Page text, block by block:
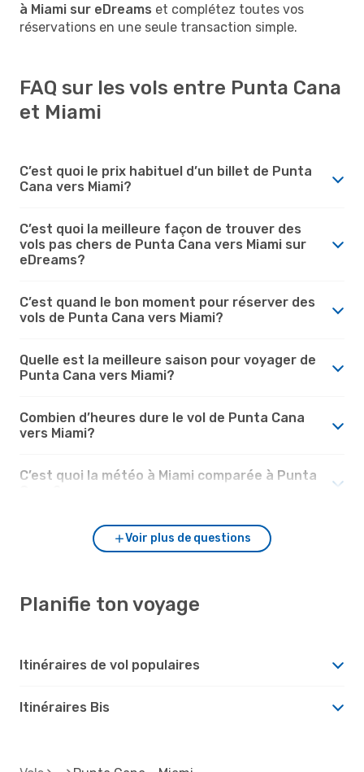
à Miami sur eDreams et complétez toutes vos
réservations en une seule transaction simple.
FAQ sur les vols entre Punta Cana
et Miami
C’est quoi le prix habituel d’un billet de Punta
Cana vers Miami?
C’est quoi la meilleure façon de trouver des
vols pas chers de Punta Cana vers Miami sur
eDreams?
C’est quand le bon moment pour réserver des
vols de Punta Cana vers Miami?
Quelle est la meilleure saison pour voyager de
Punta Cana vers Miami?
Combien d’heures dure le vol de Punta Cana
vers Miami?
C’est quoi la météo à Miami comparée à Punta
Voir plus de questions
Planifie ton voyage
Itinéraires de vol populaires
Itinéraires Bis